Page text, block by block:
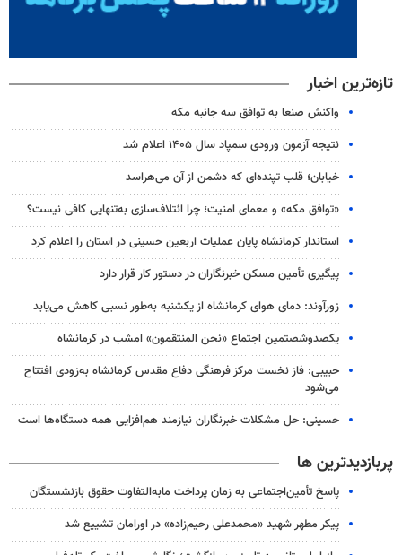
تازه‌ترین اخبار
واکنش صنعا به توافق سه جانبه مکه
نتیجه آزمون ورودی سمپاد سال ۱۴۰۵ اعلام شد
خیابان؛ قلب تپنده‌ای که دشمن از آن می‌هراسد
«توافق مکه» و معمای امنیت؛ چرا ائتلاف‌سازی به‌تنهایی کافی نیست؟
استاندار کرمانشاه پایان عملیات اربعین حسینی در استان را اعلام کرد
پیگیری تأمین مسکن خبرنگاران در دستور کار قرار دارد
زورآوند: دمای هوای کرمانشاه از یکشنبه به‌طور نسبی کاهش می‌یابد
یکصدوشصتمین اجتماع «نحن المنتقمون» امشب در کرمانشاه
حبیبی: فاز نخست مرکز فرهنگی دفاع مقدس کرمانشاه به‌زودی افتتاح
می‌شود
حسینی: حل مشکلات خبرنگاران نیازمند هم‌افزایی همه دستگاه‌ها است
پربازدیدترین ها
پاسخ تأمین‌اجتماعی به زمان پرداخت مابه‌التفاوت حقوق بازنشستگان
پیکر مطهر شهید «محمدعلی رحیم‌زاده» در اورامان تشییع شد